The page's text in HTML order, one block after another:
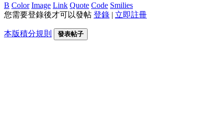
B Color Image Link Quote Code Smilies
您需要登錄後才可以發帖 登錄 | 立即註冊
本版積分規則 發表帖子